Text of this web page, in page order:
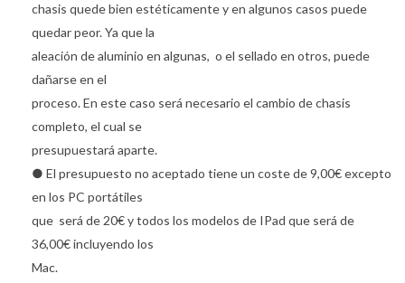
chasis quede bien estéticamente y en algunos casos puede
quedar peor. Ya que la
aleación de aluminio en algunas, o el sellado en otros, puede
dañarse en el
proceso. En este caso será necesario el cambio de chasis
completo, el cual se
presupuestará aparte.
● El presupuesto no aceptado tiene un coste de 9,00€ excepto
en los PC portátiles
que será de 20€ y todos los modelos de IPad que será de
36,00€ incluyendo los
Mac.